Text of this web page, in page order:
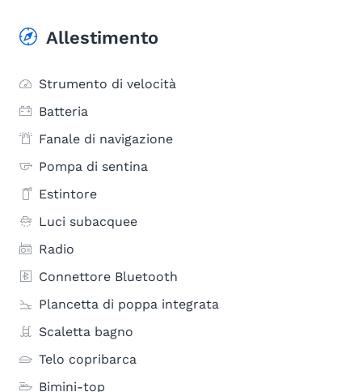
Allestimento
Strumento di velocità
Batteria
Fanale di navigazione
Pompa di sentina
Estintore
Luci subacquee
Radio
Connettore Bluetooth
Plancetta di poppa integrata
Scaletta bagno
Telo copribarca
Bimini-top